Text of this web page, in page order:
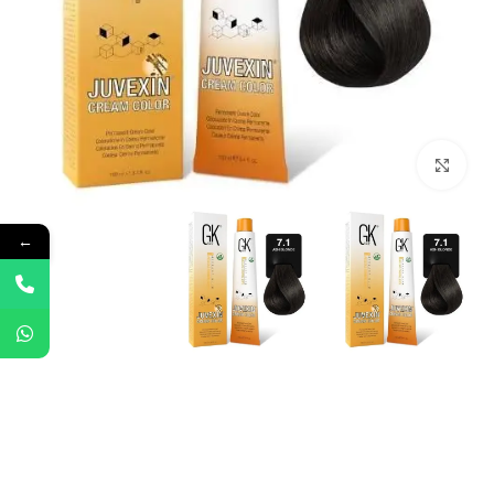
Click to enlarge
←